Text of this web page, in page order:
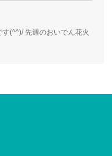
(^^)/ 先週のおいでん花火